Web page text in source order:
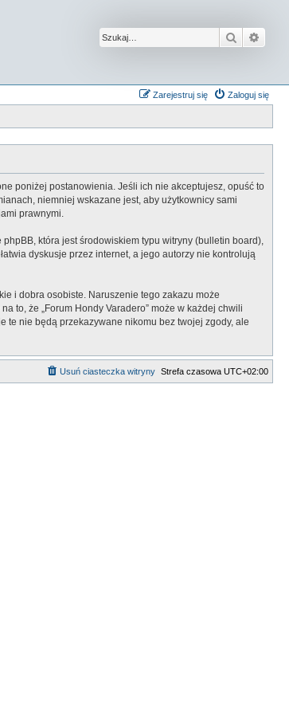
Szukaj
Zaloguj się
Zarejestruj się
poniżej postanowienia. Jeśli ich nie akceptujesz, opuść to
niemniej wskazane jest, aby użytkownicy sami
prawnymi.
phpBB, która jest środowiskiem typu witryny (bulletin board),
dyskusje przez internet, a jego autorzy nie kontrolują
i dobra osobiste. Naruszenie tego zakazu może
to, że „Forum Hondy Varadero” może w każdej chwili
te nie będą przekazywane nikomu bez twojej zgody, ale
Strefa czasowa UTC+02:00
Usuń ciasteczka witryny